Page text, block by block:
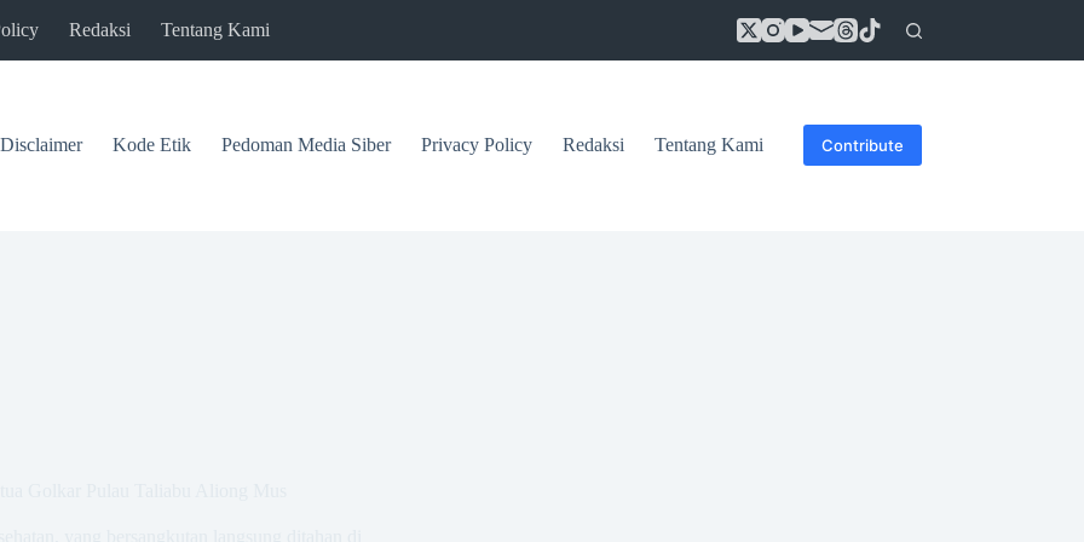
Redaksi Tentang Kami
Disclaimer Kode Etik Pedoman Media Siber Privacy Policy Redaksi Tentang Kami Contribute